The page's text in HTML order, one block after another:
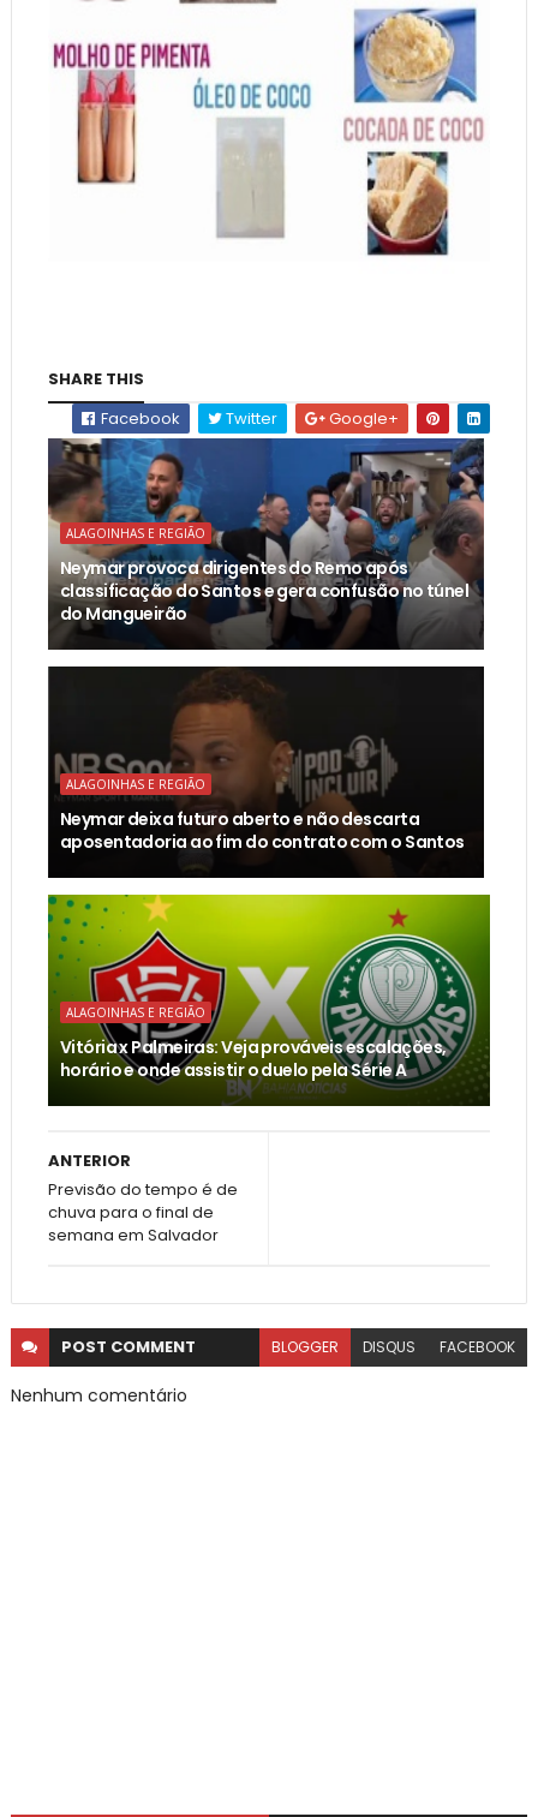
SHARE THIS
Facebook
Twitter Google+
ALAGOINHAS E REGIÃO
Neymar provoca dirigentes do Remo após
classificação do Santos e gera confusão no túnel
do Mangueirão
ALAGOINHAS E REGIÃO
Neymar deixa futuro aberto e não descarta
aposentadoria ao fim do contrato com o Santos
ALAGOINHAS E REGIÃO
Vitória x Palmeiras: Veja prováveis escalações,
horário e onde assistir o duelo pela Série A
ANTERIOR
Previsão do tempo é de
chuva para o final de
semana em Salvador
POST COMMENT BLOGGER DISQUS FACEBOOK
Nenhum comentário